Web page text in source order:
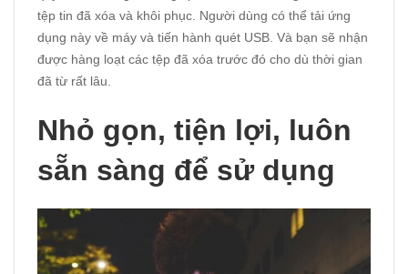
tệp tin đã xóa và khôi phục. Người dùng có thể tải ứng
dụng này về máy và tiến hành quét USB. Và bạn sẽ nhận
được hàng loạt các tệp đã xóa trước đó cho dù thời gian
đã từ rất lâu.
Nhỏ gọn, tiện lợi, luôn
sẵn sàng để sử dụng